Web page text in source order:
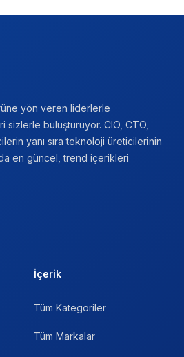
yön veren liderlerle
buluşturuyor. CIO, CTO,
yanı sıra teknoloji üreticilerinin
en güncel, trend içerikleri
İçerik
Tüm Kategoriler
Tüm Markalar